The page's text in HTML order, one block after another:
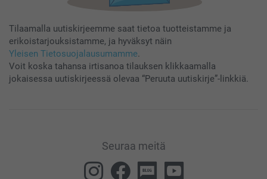
Tilaamalla uutiskirjeemme saat tietoa tuotteistamme ja
erikoistarjouksistamme, ja hyväksyt näin
Yleisen Tietosuojalausumamme.
Voit koska tahansa irtisanoa tilauksen klikkaamalla
jokaisessa uutiskirjeessä olevaa “Peruuta uutiskirje”-linkkiä.
Seuraa meitä